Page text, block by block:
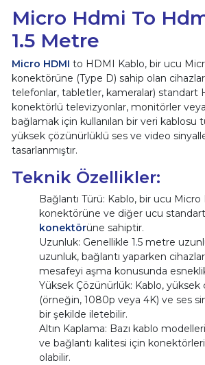
Micro Hdmi To
1.5 Metre
Micro HDMI to HDMI Kablo, bir ucu
konektörüne (Type D) sahip olan
telefonlar, tabletler, kameralar) standart
konektörlü televizyonlar, monitörler
bağlamak için kullanılan bir veri kablosu
yüksek çözünürlüklü ses ve video
tasarlanmıştır.
Teknik Özellikler:
Bağlantı Türü: Kablo, bir ucu
konektörüne ve diğer ucu
konektörüne sahiptir.
Uzunluk: Genellikle 1.5 metre
uzunluk, bağlantı yaparken cihazlar
mesafeyi aşma konusunda
Yüksek Çözünürlük: Kablo,
(örneğin, 1080p veya 4K) ve ses
bir şekilde iletebilir.
Altın Kaplama: Bazı kablo
ve bağlantı kalitesi için
olabilir.